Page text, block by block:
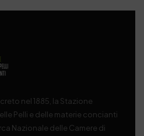
nel 1885, la Stazione
Pelli e delle materie concianti
Nazionale delle Camere di